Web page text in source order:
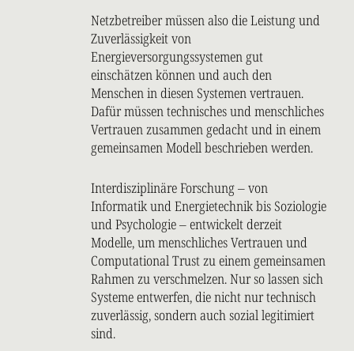
Netzbetreiber müssen also die Leistung und
Zuverlässigkeit von
Energieversorgungssystemen gut
einschätzen können und auch den
Menschen in diesen Systemen vertrauen.
Dafür müssen technisches und menschliches
Vertrauen zusammen gedacht und in einem
gemeinsamen Modell beschrieben werden.
Interdisziplinäre Forschung – von
Informatik und Energietechnik bis Soziologie
und Psychologie – entwickelt derzeit
Modelle, um menschliches Vertrauen und
Computational Trust zu einem gemeinsamen
Rahmen zu verschmelzen. Nur so lassen sich
Systeme entwerfen, die nicht nur technisch
zuverlässig, sondern auch sozial legitimiert
sind.